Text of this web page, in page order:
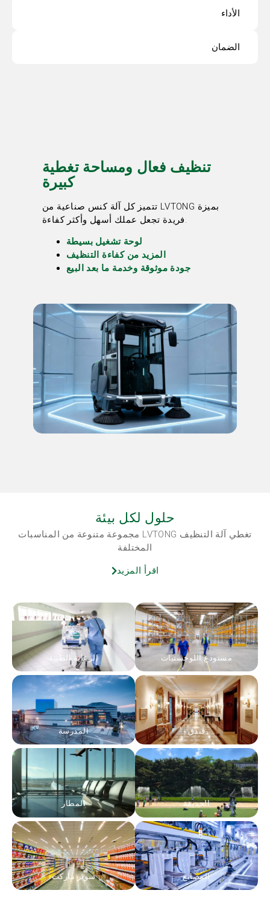
الأداء
الضمان
تنظيف فعال ومساحة تغطية
كبيرة
تتميز كل آلة كنس صناعية من LVTONG بميزة
فريدة تجعل عملك أسهل وأكثر كفاءة.
لوحة تشغيل بسيطة
المزيد من كفاءة التنظيف
جودة موثوقة وخدمة ما بعد البيع
حلول لكل بيئة
تغطي آلة التنظيف LVTONG مجموعة متنوعة من المناسبات
المختلفة
اقرأ المزيد
مستودع اللوجستيات الرعاية الطبية
فندق المدرسة
الحديقة المطار
المصانع سوبر ماركت